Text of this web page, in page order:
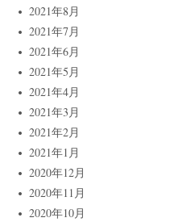
2021年8月
2021年7月
2021年6月
2021年5月
2021年4月
2021年3月
2021年2月
2021年1月
2020年12月
2020年11月
2020年10月